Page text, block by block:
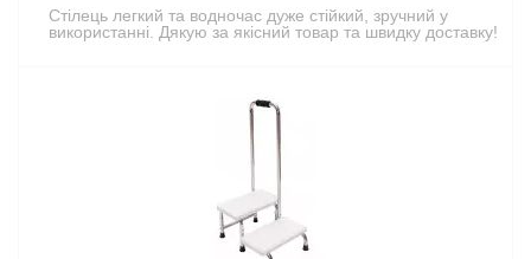
Стілець легкий та водночас дуже стійкий, зручний у
використанні. Дякую за якісний товар та швидку доставку!